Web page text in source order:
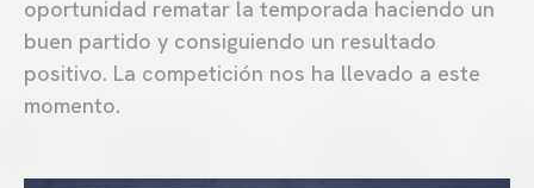
oportunidad rematar la temporada haciendo un
buen partido y consiguiendo un resultado
positivo. La competición nos ha llevado a este
momento.